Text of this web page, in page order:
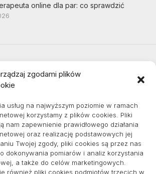
zgodami plików
usług na najwyższym poziomie w ramach
korzystamy z plików cookies. Pliki
nam zapewnienie prawidłowego działania
oraz realizację podstawowych jej
Twojej zgody, pliki cookies są przez nas
dokonywania pomiarów i analiz korzystania
a także do celów marketingowych.
również pliki cookies podmiotów trzecich w
online dla par: co sprawdzić
lokalne